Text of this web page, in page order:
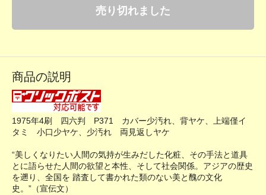
売り切れました
商品の説明
1975年4刷 四六判 P371 カバー少汚れ、背ヤケ、上端僅イ
タミ 小口少ヤケ、少汚れ 両見返しヤケ
“美しくなりたい人間の気持が生みだした化粧、その手法と道具
とに語らせた人間の欲望と本性、そして社会関係。アジアの歴史
を遡り、全国を 踏査して書かれた類のない美と醜の文化
史。”（宣伝文）